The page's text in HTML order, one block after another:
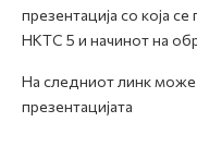
презентација со која
НКТС 5 и начинот на
На следниот линк може
презентацијата